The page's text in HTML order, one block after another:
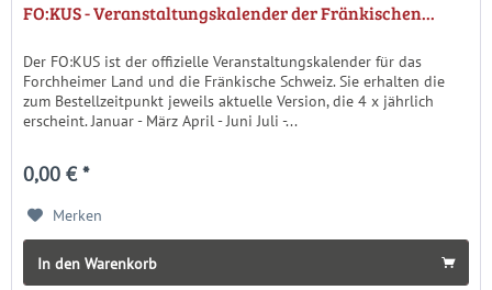
FO:KUS - Veranstaltungskalender der Fränkischen...
Der FO:KUS ist der offizielle Veranstaltungskalender für das
Forchheimer Land und die Fränkische Schweiz. Sie erhalten die
zum Bestellzeitpunkt jeweils aktuelle Version, die 4 x jährlich
erscheint. Januar - März April - Juni Juli -...
0,00 € *
Merken
In den Warenkorb